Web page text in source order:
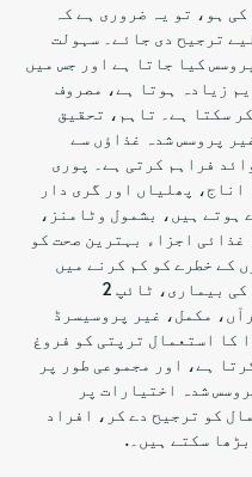
ہو، تو یہ ضروری ہے کہ
ترجیح دی جائے۔ سہولت
کیا جاتا ہے اور جس میں
زیادہ ہوتا ہے، مصروف
سکتا ہے۔ تاہم، تحقیق
پروسس شدہ غذاؤں سے
فراہم کرتی ہے۔ پوری
پھلیاں اور گری دار
ہوتے ہیں، بشمول وٹامنز،
اجزاء بہترین صحت کو
کے خطرے کو کم کرنے میں
اہم کردار ادا کرتے ہیں، جیسے دل کی بیماری، ٹائپ 2
مکمل، غیر پروسیسرڈ
کا استعمال ترپتی کو فروغ
ہے، اور مجموعی طور پر
شدہ اختیارات پر
کو ترجیح دے کر، افراد
سکتے ہیں۔.